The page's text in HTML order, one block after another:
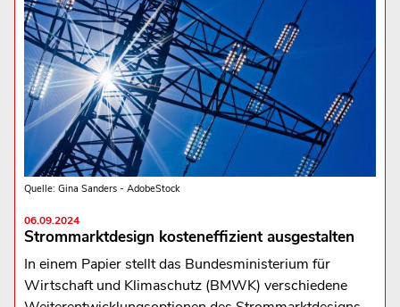
Quelle: Gina Sanders - AdobeStock
06.09.2024
Strommarktdesign kosteneffizient ausgestalten
In einem Papier stellt das Bundesministerium für
Wirtschaft und Klimaschutz (BMWK) verschiedene